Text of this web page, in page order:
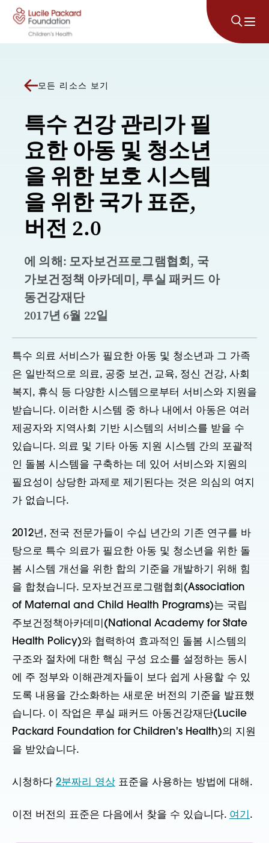
콘텐츠로 건너뛰기
모든 리소스 보기
특수 건강 관리가 필
요한 아동 및 청소년
을 위한 보호 시스템
을 위한 국가 표준,
버전 2.0
에 의해: 모자보건프로그램협회, 국
가보건정책 아카데미, 루실 패커드 아
동건강재단
2017년 6월 22일
특수 의료 서비스가 필요한 아동 및 청소년과 그 가족
은 일반적으로 의료, 공중 보건, 교육, 정신 건강, 사회
복지, 휴식 등 다양한 시스템으로부터 서비스와 지원을
받습니다. 이러한 시스템 중 하나 내에서 아동은 여러
제공자와 지역사회 기반 시스템의 서비스를 받을 수
있습니다. 의료 및 기타 아동 지원 시스템 간의 포괄적
인 돌봄 시스템을 구축하는 데 있어 서비스와 지원의
필요성이 상당한 과제로 제기된다는 것은 의심의 여지
가 없습니다.
2012년, 전국 전문가들이 수십 년간의 기존 연구를 바
탕으로 특수 의료가 필요한 아동 및 청소년을 위한 돌
봄 시스템 개선을 위한 합의 기준을 개발하기 위해 힘
을 합쳤습니다. 모자보건프로그램협회(Association
of Maternal and Child Health Programs)는 국립
주보건정책아카데미(National Academy for State
Health Policy)와 협력하여 효과적인 돌봄 시스템의
구조와 절차에 대한 핵심 구성 요소를 설정하는 동시
에 주 정부와 이해관계자들이 보다 쉽게 사용할 수 있
도록 내용을 간소화하는 새로운 버전의 기준을 발표했
습니다. 이 작업은 루실 패커드 아동건강재단(Lucile
Packard Foundation for Children's Health)의 지원
을 받았습니다.
시청하다 2분짜리 영상 표준을 사용하는 방법에 대해.
이전 버전의 표준은 다음에서 찾을 수 있습니다. 여기 .